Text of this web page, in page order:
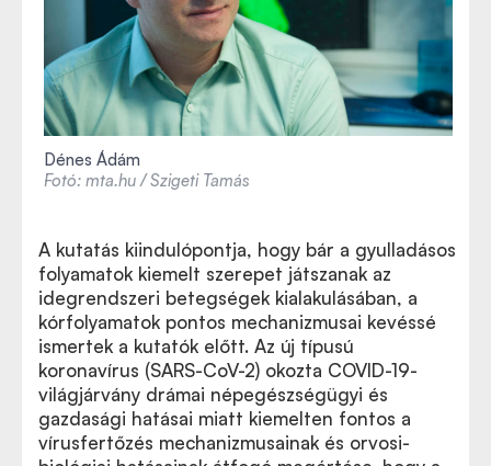
Dénes Ádám
Fotó: mta.hu / Szigeti Tamás
A kutatás kiindulópontja, hogy bár a gyulladásos
folyamatok kiemelt szerepet játszanak az
idegrendszeri betegségek kialakulásában, a
kórfolyamatok pontos mechanizmusai kevéssé
ismertek a kutatók előtt. Az új típusú
koronavírus (SARS-CoV-2) okozta COVID-19-
világjárvány drámai népegészségügyi és
gazdasági hatásai miatt kiemelten fontos a
vírusfertőzés mechanizmusainak és orvosi-